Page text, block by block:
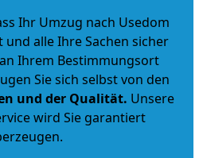
Ihr Umzug nach Usedom
alle Ihre Sachen sicher
Ihrem Bestimmungsort
Sie sich selbst von den
und der Qualität. Unsere
wird Sie garantiert